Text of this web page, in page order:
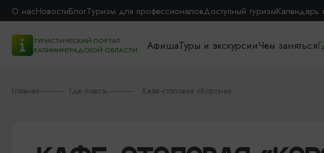
О насНовостиБлогТуризм для профессионаловДоступный туризмКалендарь
ТУРИСТИЧЕСКИЙ ПОРТАЛ
КАЛИНИНГРАДСКОЙ ОБЛАСТИ
АфишаТуры и экскурсииЧем заняться
Главная Где поесть Кафе-столовая «Корона»